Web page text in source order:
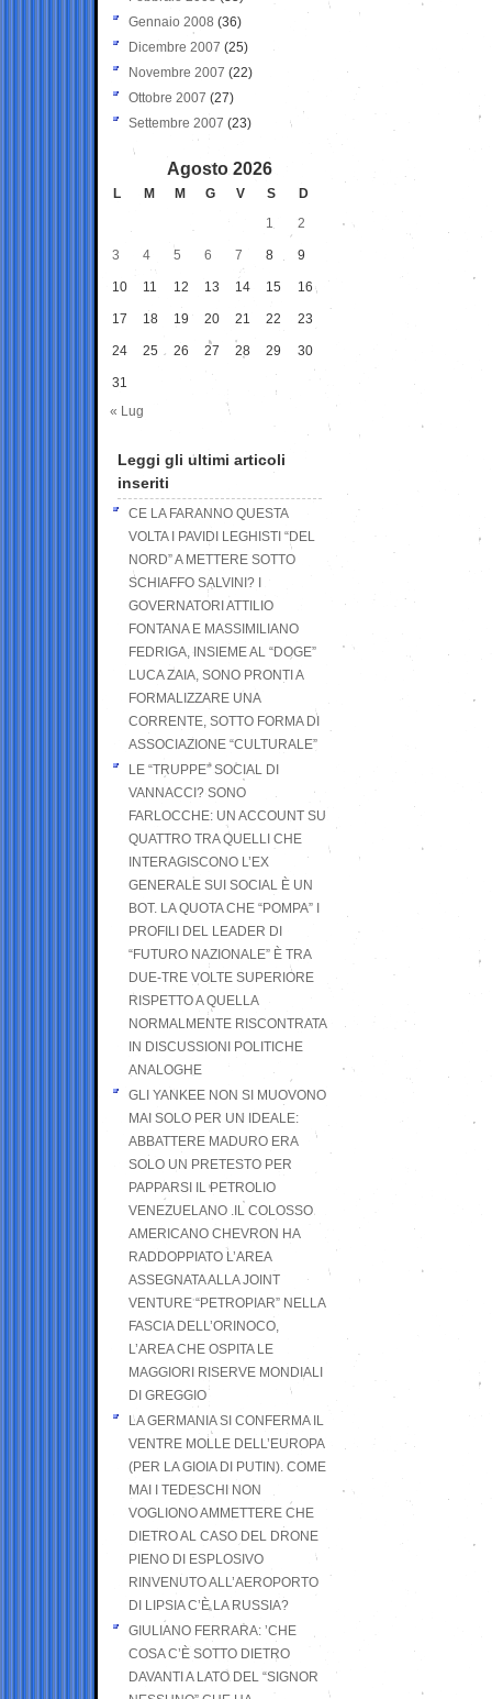
Gennaio 2008 (36)
Dicembre 2007 (25)
Novembre 2007 (22)
Ottobre 2007 (27)
Settembre 2007 (23)
Agosto 2026
L M M G V S
D
1
2
3 4 5 6 7 8 9
10 11 12 13 14 15 16
17 18 19 20 21 22 23
24 25 26 27 28 29 30
31
« Lug
Leggi gli ultimi articoli
inseriti
CE LA FARANNO QUESTA
VOLTA I PAVIDI LEGHISTI “DEL
NORD” A METTERE SOTTO
SCHIAFFO SALVINI? I
GOVERNATORI ATTILIO
FONTANA E MASSIMILIANO
FEDRIGA, INSIEME AL “DOGE”
LUCA ZAIA, SONO PRONTI A
FORMALIZZARE UNA
CORRENTE, SOTTO FORMA DI
ASSOCIAZIONE “CULTURALE”
LE “TRUPPE” SOCIAL DI
VANNACCI? SONO
FARLOCCHE: UN ACCOUNT SU
QUATTRO TRA QUELLI CHE
INTERAGISCONO L’EX
GENERALE SUI SOCIAL È UN
BOT. LA QUOTA CHE “POMPA” I
PROFILI DEL LEADER DI
“FUTURO NAZIONALE” È TRA
DUE-TRE VOLTE SUPERIORE
RISPETTO A QUELLA
NORMALMENTE RISCONTRATA
IN DISCUSSIONI POLITICHE
ANALOGHE
GLI YANKEE NON SI MUOVONO
MAI SOLO PER UN IDEALE:
ABBATTERE MADURO ERA
SOLO UN PRETESTO PER
PAPPARSI IL PETROLIO
VENEZUELANO .IL COLOSSO
AMERICANO CHEVRON HA
RADDOPPIATO L’AREA
ASSEGNATA ALLA JOINT
VENTURE “PETROPIAR” NELLA
FASCIA DELL’ORINOCO,
L’AREA CHE OSPITA LE
MAGGIORI RISERVE MONDIALI
DI GREGGIO
LA GERMANIA SI CONFERMA IL
VENTRE MOLLE DELL’EUROPA
(PER LA GIOIA DI PUTIN). COME
MAI I TEDESCHI NON
VOGLIONO AMMETTERE CHE
DIETRO AL CASO DEL DRONE
PIENO DI ESPLOSIVO
RINVENUTO ALL’AEROPORTO
DI LIPSIA C’È LA RUSSIA?
GIULIANO FERRARA: ’CHE
COSA C’È SOTTO DIETRO
DAVANTI A LATO DEL “SIGNOR